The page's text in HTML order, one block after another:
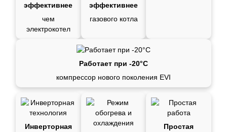
эффективнее
чем
электрокотел
эффективнее
газового котла
Работает при -20°C
компрессор нового поколения EVI
Инверторная
Простая